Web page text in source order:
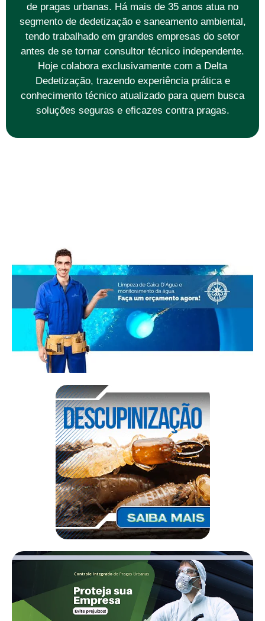
de pragas urbanas. Há mais de 35 anos atua no
segmento de dedetização e saneamento ambiental,
tendo trabalhado em grandes empresas do setor
antes de se tornar consultor técnico independente.
Hoje colabora exclusivamente com a Delta
Dedetização, trazendo experiência prática e
conhecimento técnico atualizado para quem busca
soluções seguras e eficazes contra pragas.